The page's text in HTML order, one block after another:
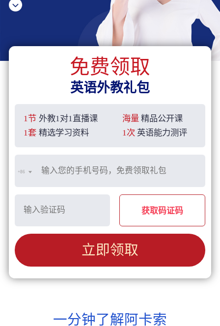
免费领取
英语外教礼包
1节 外教1对1直播课 海量 精品公开课
1套 精选学习资料 1次 英语能力测评
+86
获取码证码
立即领取
一分钟了解阿卡索